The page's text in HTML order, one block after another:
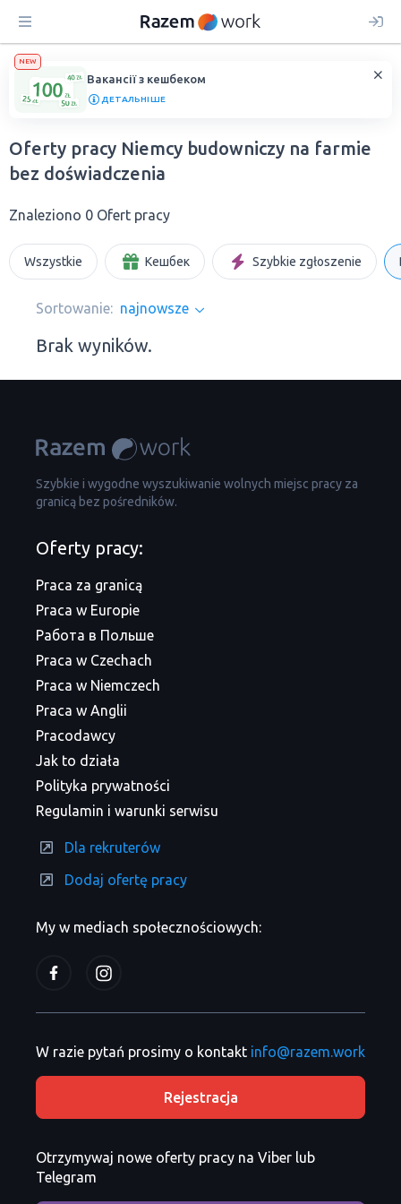
NEW
Вакансії з кешбеком
ДЕТАЛЬНІШЕ
Oferty pracy Niemcy budowniczy na farmie
bez doświadczenia
Znaleziono 0 Ofert pracy
Wszystkie Кешбек Szybkie zgłoszenie
Sortowanie: najnowsze
Brak wyników.
Szybkie i wygodne wyszukiwanie wolnych miejsc pracy za
granicą bez pośredników.
My w mediach społecznościowych:
Oferty pracy:
Praca za granicą
Praca w Europie
Работа в Польше
Praca w Czechach
Praca w Niemczech
Praca w Anglii
Pracodawcy
Jak to działa
Polityka prywatności
Regulamin i warunki serwisu
Dla rekruterów
Dodaj ofertę pracy
W razie pytań prosimy o kontakt info@razem.work
Rejestracja
Otrzymywaj nowe oferty pracy na Viber lub
Telegram